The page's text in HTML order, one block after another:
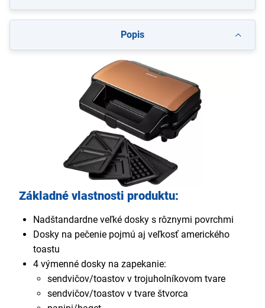
Popis
Základné vlastnosti produktu:
Nadštandardne veľké dosky s rôznymi povrchmi
Dosky na pečenie pojmú aj veľkosť amerického
toastu
4 výmenné dosky na zapekanie:
sendvičov/toastov v trojuholníkovom tvare
sendvičov/toastov v tvare štvorca